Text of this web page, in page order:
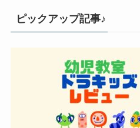
ピックアップ記事♪